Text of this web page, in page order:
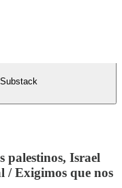
palestinos, Israel
/ Exigimos que nos